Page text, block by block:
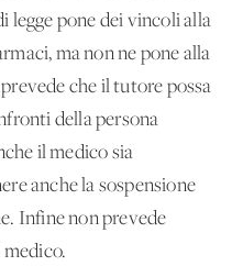
pone dei vincoli alla
ma non ne pone alla
che il tutore possa
della persona
il medico sia
anche la sospensione
Infine non prevede
medico.